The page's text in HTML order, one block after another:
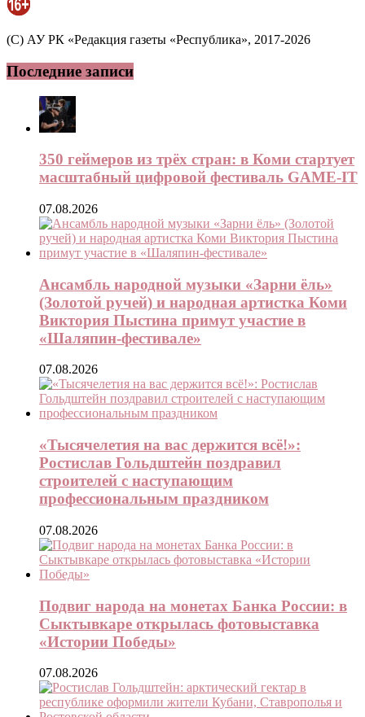
(C) АУ РК «Редакция газеты «Республика», 2017-2026
Последние записи
350 геймеров из трёх стран: в Коми стартует
масштабный цифровой фестиваль GAME-IT
07.08.2026
Ансамбль народной музыки «Зарни ёль»
(Золотой ручей) и народная артистка Коми
Виктория Пыстина примут участие в
«Шаляпин-фестивале»
07.08.2026
«Тысячелетия на вас держится всё!»:
Ростислав Гольдштейн поздравил
строителей с наступающим
профессиональным праздником
07.08.2026
Подвиг народа на монетах Банка России: в
Сыктывкаре открылась фотовыставка
«Истории Победы»
07.08.2026